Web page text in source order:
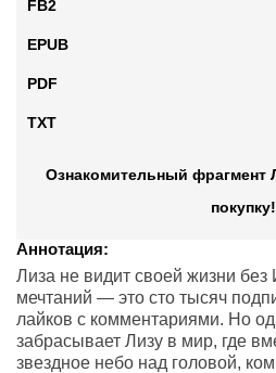
FB2
EPUB
PDF
TXT
Ознакомительный фрагмент
покупку!
Аннотация:
Лиза не видит своей жизни без
мечтаний — это сто тысяч
лайков с комментариями. Но
забрасывает Лизу в мир, где
звездное небо над головой,